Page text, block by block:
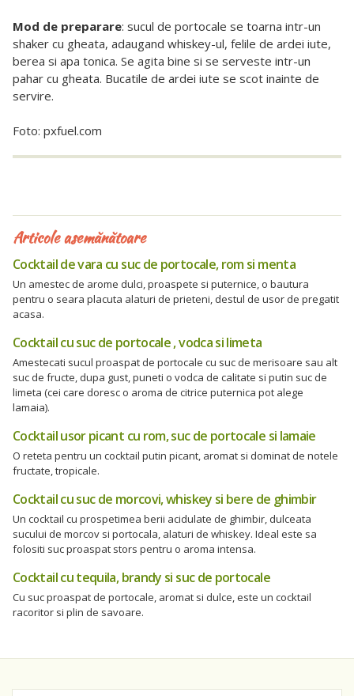
Mod de preparare: sucul de portocale se toarna intr-un
shaker cu gheata, adaugand whiskey-ul, felile de ardei iute,
berea si apa tonica. Se agita bine si se serveste intr-un
pahar cu gheata. Bucatile de ardei iute se scot inainte de
servire.
Foto: pxfuel.com
Articole asemănătoare
Cocktail de vara cu suc de portocale, rom si menta
Un amestec de arome dulci, proaspete si puternice, o bautura
pentru o seara placuta alaturi de prieteni, destul de usor de pregatit
acasa.
Cocktail cu suc de portocale , vodca si limeta
Amestecati sucul proaspat de portocale cu suc de merisoare sau alt
suc de fructe, dupa gust, puneti o vodca de calitate si putin suc de
limeta (cei care doresc o aroma de citrice puternica pot alege
lamaia).
Cocktail usor picant cu rom, suc de portocale si lamaie
O reteta pentru un cocktail putin picant, aromat si dominat de notele
fructate, tropicale.
Cocktail cu suc de morcovi, whiskey si bere de ghimbir
Un cocktail cu prospetimea berii acidulate de ghimbir, dulceata
sucului de morcov si portocala, alaturi de whiskey. Ideal este sa
folositi suc proaspat stors pentru o aroma intensa.
Cocktail cu tequila, brandy si suc de portocale
Cu suc proaspat de portocale, aromat si dulce, este un cocktail
racoritor si plin de savoare.